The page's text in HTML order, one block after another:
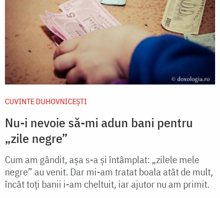
CUVINTE DUHOVNICEȘTI
Nu-i nevoie să-mi adun bani pentru
„zile negre”
Cum am gândit, așa s-a și întâmplat: „zilele mele
negre” au venit. Dar mi-am tratat boala atât de mult,
încât toți banii i-am cheltuit, iar ajutor nu am primit.